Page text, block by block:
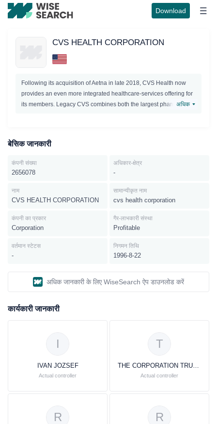
Download
CVS HEALTH CORPORATION
Following its acquisition of Aetna in late 2018, CVS Health now
provides an even more integrated healthcare-services offering for
its members. Legacy CVS combines both the largest pharmacy
Adding a managed-care organization with about 22 million
insurance industry and should help CVS better control overall
अधिक
बेसिक जानकारी
कंपनी संख्या
2656078
अधिकार-क्षेत्र
-
नाम
CVS HEALTH CORPORATION
सामान्यीकृत नाम
cvs health corporation
कंपनी का प्रकार
Corporation
गैर-लाभकारी संस्था
Profitable
वर्तमान स्टेटस
-
निगमन तिथि
1996-8-22
अधिक जानकारी के लिए WiseSearch ऐप डाउनलोड करें
कार्यकारी जानकारी
I
IVAN JOZSEF
Actual controller
T
THE CORPORATION TRUST COMPANY
Actual controller
R R